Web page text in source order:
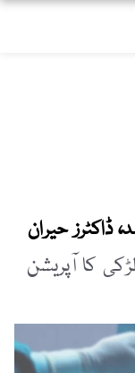
ڈاکٹرز حیران
کا آپریشن